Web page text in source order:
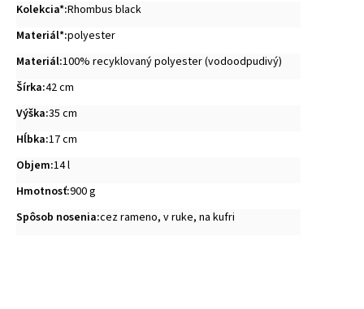
Kolekcia*:Rhombus black
Materiál*:polyester
Materiál:100% recyklovaný polyester (vodoodpudivý)
Šírka:42 cm
Výška:35 cm
Hĺbka:17 cm
Objem:14 l
Hmotnosť:900 g
Spôsob nosenia:cez rameno, v ruke, na kufri